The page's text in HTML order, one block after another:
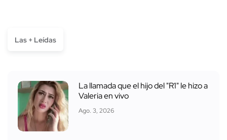
Las + Leídas
La llamada que el hijo del "R1" le hizo a
Valeria en vivo
Ago. 3, 2026